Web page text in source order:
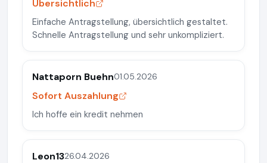
Übersichtlich
Einfache Antragstellung, übersichtlich gestaltet.
Schnelle Antragstellung und sehr unkompliziert.
Nattaporn Buehn01.05.2026
Sofort Auszahlung
Ich hoffe ein kredit nehmen
Leon1326.04.2026